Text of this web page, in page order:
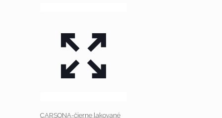
CARSONA-čierne lakované